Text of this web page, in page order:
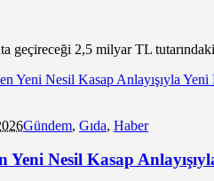
geçireceği 2,5 milyar TL
Gündem, Gıda, Haber
Nesil Kasap